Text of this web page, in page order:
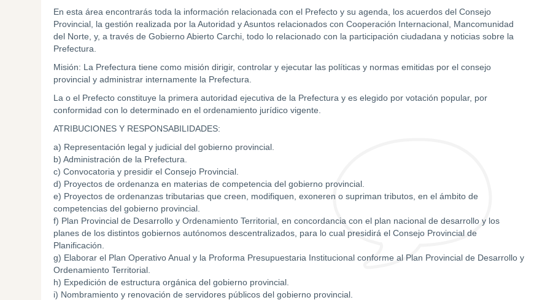
En esta área encontrarás toda la información relacionada con el Prefecto y su agenda, los acuerdos del Consejo
Provincial, la gestión realizada por la Autoridad y Asuntos relacionados con Cooperación Internacional, Mancomunidad
del Norte, y, a través de Gobierno Abierto Carchi, todo lo relacionado con la participación ciudadana y noticias sobre la
Prefectura.
Misión: La Prefectura tiene como misión dirigir, controlar y ejecutar las políticas y normas emitidas por el consejo
provincial y administrar internamente la Prefectura.
La o el Prefecto constituye la primera autoridad ejecutiva de la Prefectura y es elegido por votación popular, por
conformidad con lo determinado en el ordenamiento jurídico vigente.
ATRIBUCIONES Y RESPONSABILIDADES:
a) Representación legal y judicial del gobierno provincial.
b) Administración de la Prefectura.
c) Convocatoria y presidir el Consejo Provincial.
d) Proyectos de ordenanza en materias de competencia del gobierno provincial.
e) Proyectos de ordenanzas tributarias que creen, modifiquen, exoneren o supriman tributos, en el ámbito de
competencias del gobierno provincial.
f) Plan Provincial de Desarrollo y Ordenamiento Territorial, en concordancia con el plan nacional de desarrollo y los
planes de los distintos gobiernos autónomos descentralizados, para lo cual presidirá el Consejo Provincial de
Planificación.
g) Elaborar el Plan Operativo Anual y la Proforma Presupuestaria Institucional conforme al Plan Provincial de Desarrollo y
Ordenamiento Territorial.
h) Expedición de estructura orgánica del gobierno provincial.
i) Nombramiento y renovación de servidores públicos del gobierno provincial.